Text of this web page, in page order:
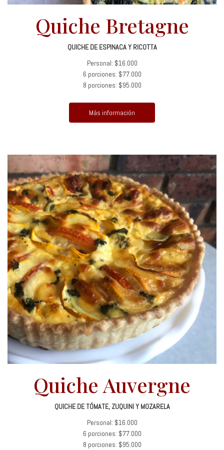
Quiche Bretagne
QUICHE DE ESPINACA Y RICOTTA
Personal: $16.000
6 porciones: $77.000
8 porciones: $95.000
Más información
Quiche Auvergne
QUICHE DE TÓMATE, ZUQUINI Y MOZARELA
Personal: $16.000
6 porciones: $77.000
8 porciones: $95.000